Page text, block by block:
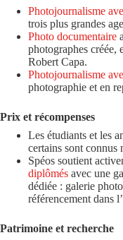
Photojournalisme
trois plus grandes
Photo documentaire
photographes créée,
Robert Capa.
Photojournalisme
photographie et en
Prix et récompenses
Les étudiants et les
certains sont connus
Spéos soutient
diplômés avec une
dédiée : galerie
référencement dans
Patrimoine et recherche